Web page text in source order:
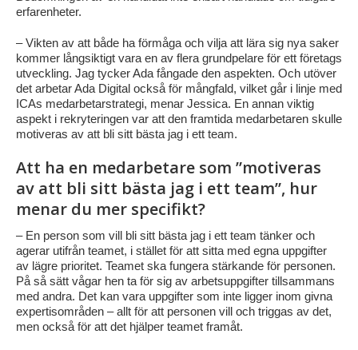
erfarenheter.
– Vikten av att både ha förmåga och vilja att lära sig nya saker
kommer långsiktigt vara en av flera grundpelare för ett företags
utveckling. Jag tycker Ada fångade den aspekten. Och utöver
det arbetar Ada Digital också för mångfald, vilket går i linje med
ICAs medarbetarstrategi, menar Jessica. En annan viktig
aspekt i rekryteringen var att den framtida medarbetaren skulle
motiveras av att bli sitt bästa jag i ett team.
Att ha en medarbetare som ”motiveras
av att bli sitt bästa jag i ett team”, hur
menar du mer specifikt?
– En person som vill bli sitt bästa jag i ett team tänker och
agerar utifrån teamet, i stället för att sitta med egna uppgifter
av lägre prioritet. Teamet ska fungera stärkande för personen.
På så sätt vågar hen ta för sig av arbetsuppgifter tillsammans
med andra. Det kan vara uppgifter som inte ligger inom givna
expertisområden – allt för att personen vill och triggas av det,
men också för att det hjälper teamet framåt.